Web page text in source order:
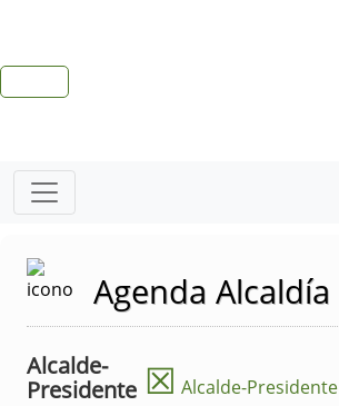
Agenda Alcaldía
Alcalde-
Presidente ☒ Alcalde-Presidente